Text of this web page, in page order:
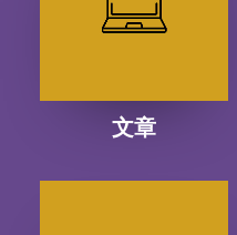
文章